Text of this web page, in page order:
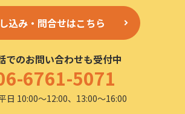
込み・問合せはこちら
でのお問い合わせも受付中
6761-5071
日 10:00〜12:00、13:00〜16:00